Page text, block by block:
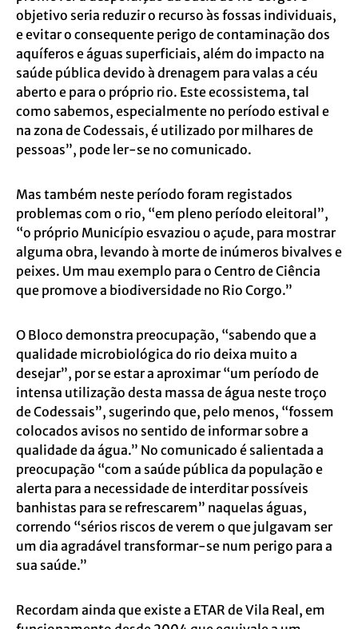
objetivo seria reduzir o recurso às fossas individuais,
e evitar o consequente perigo de contaminação dos
aquíferos e águas superficiais, além do impacto na
saúde pública devido à drenagem para valas a céu
aberto e para o próprio rio. Este ecossistema, tal
como sabemos, especialmente no período estival e
na zona de Codessais, é utilizado por milhares de
pessoas”, pode ler-se no comunicado.
Mas também neste período foram registados
problemas com o rio, “em pleno período eleitoral”,
“o próprio Município esvaziou o açude, para mostrar
alguma obra, levando à morte de inúmeros bivalves e
peixes. Um mau exemplo para o Centro de Ciência
que promove a biodiversidade no Rio Corgo.”
O Bloco demonstra preocupação, “sabendo que a
qualidade microbiológica do rio deixa muito a
desejar”, por se estar a aproximar “um período de
intensa utilização desta massa de água neste troço
de Codessais”, sugerindo que, pelo menos, “fossem
colocados avisos no sentido de informar sobre a
qualidade da água.” No comunicado é salientada a
preocupação “com a saúde pública da população e
alerta para a necessidade de interditar possíveis
banhistas para se refrescarem” naquelas águas,
correndo “sérios riscos de verem o que julgavam ser
um dia agradável transformar-se num perigo para a
sua saúde.”
Recordam ainda que existe a ETAR de Vila Real, em